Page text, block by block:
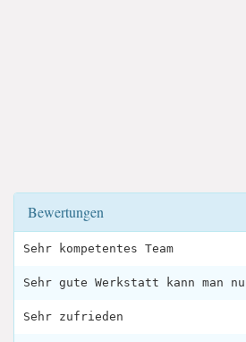
Bewertungen
Sehr kompetentes Team
Sehr gute Werkstatt kann man
Sehr zufrieden